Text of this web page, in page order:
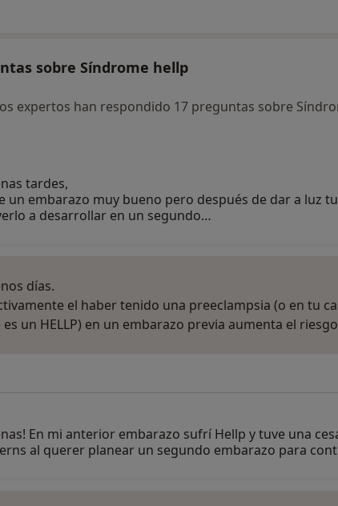
sobre Síndrome hellp
expertos han respondido 17 preguntas sobre
tardes,
un embarazo muy bueno pero después de dar a luz
a desarrollar en un segundo…
días.
el haber tenido una preeclampsia (o en tu
es un HELLP) en un embarazo previa aumenta el
En mi anterior embarazo sufrí Hellp y tuve una
al querer planear un segundo embarazo para